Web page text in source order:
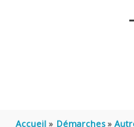
Accueil Démarches